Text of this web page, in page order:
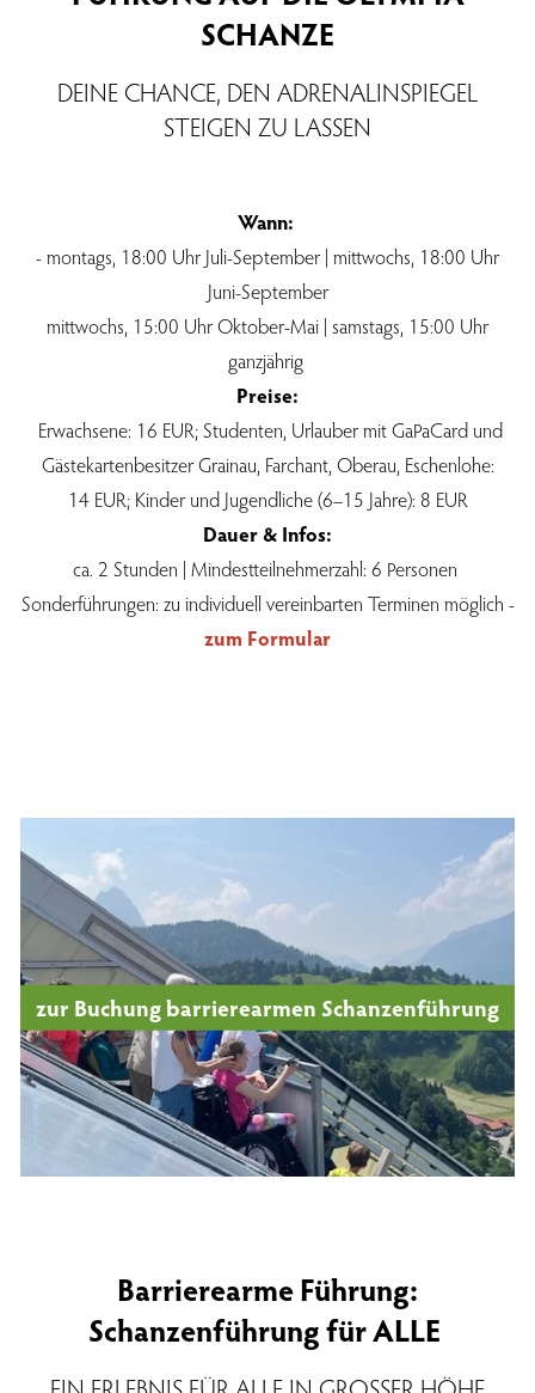
SCHANZE
DEINE CHANCE, DEN ADRENALINSPIEGEL
STEIGEN ZU LASSEN
Wann:
- montags, 18:00 Uhr Juli-September | mittwochs, 18:00 Uhr
Juni-September
mittwochs, 15:00 Uhr Oktober-Mai | samstags, 15:00 Uhr
ganzjährig
Preise:
Erwachsene: 16 EUR; Studenten, Urlauber mit GaPaCard und
Gästekartenbesitzer Grainau, Farchant, Oberau, Eschenlohe:
14 EUR; Kinder und Jugendliche (6–15 Jahre): 8 EUR
Dauer & Infos:
ca. 2 Stunden | Mindestteilnehmerzahl: 6 Personen
Sonderführungen: zu individuell vereinbarten Terminen möglich -
zum Formular
zur Buchung barrierearmen Schanzenführung
Barrierearme Führung:
Schanzenführung für ALLE